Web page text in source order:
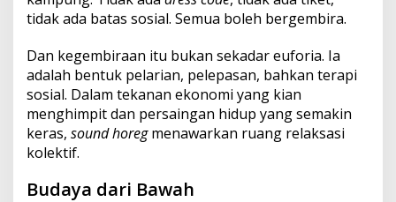
tidak ada batas sosial. Semua boleh bergembira.
Dan kegembiraan itu bukan sekadar euforia. Ia
adalah bentuk pelarian, pelepasan, bahkan terapi
sosial. Dalam tekanan ekonomi yang kian
menghimpit dan persaingan hidup yang semakin
keras, sound horegmenawarkan ruang relaksasi
kolektif.
Budaya dari Bawah